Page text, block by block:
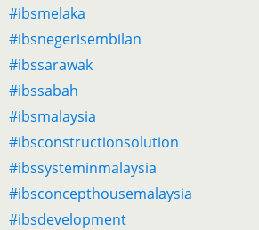
#ibsmelaka
#ibsnegerisembilan
#ibssarawak
#ibssabah
#ibsmalaysia
#ibsconstructionsolution
#ibssysteminmalaysia
#ibsconcepthousemalaysia
#ibsdevelopment